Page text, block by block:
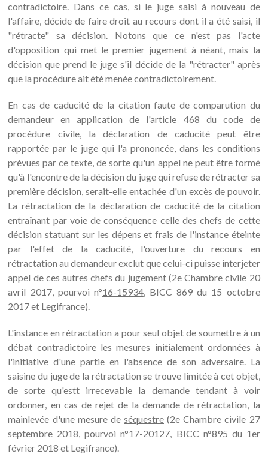
contradictoire. Dans ce cas, si le juge saisi à nouveau de
l'affaire, décide de faire droit au recours dont il a été saisi, il
"rétracte" sa décision. Notons que ce n'est pas l'acte
d'opposition qui met le premier jugement à néant, mais la
décision que prend le juge s'il décide de la "rétracter" après
que la procédure ait été menée contradictoirement.
En cas de caducité de la citation faute de comparution du
demandeur en application de l'article 468 du code de
procédure civile, la déclaration de caducité peut être
rapportée par le juge qui l'a prononcée, dans les conditions
prévues par ce texte, de sorte qu'un appel ne peut être formé
qu'à l'encontre de la décision du juge qui refuse de rétracter sa
première décision, serait-elle entachée d'un excès de pouvoir.
La rétractation de la déclaration de caducité de la citation
entraînant par voie de conséquence celle des chefs de cette
décision statuant sur les dépens et frais de l'instance éteinte
par l'effet de la caducité, l'ouverture du recours en
rétractation au demandeur exclut que celui-ci puisse interjeter
appel de ces autres chefs du jugement (2e Chambre civile 20
avril 2017, pourvoi n°16-15934, BICC 869 du 15 octobre
2017 et Legifrance).
L'instance en rétractation a pour seul objet de soumettre à un
débat contradictoire les mesures initialement ordonnées à
l'initiative d'une partie en l'absence de son adversaire. La
saisine du juge de la rétractation se trouve limitée à cet objet,
de sorte qu'estt irrecevable la demande tendant à voir
ordonner, en cas de rejet de la demande de rétractation, la
mainlevée d'une mesure de séquestre (2e Chambre civile 27
septembre 2018, pourvoi n°17-20127, BICC n°895 du 1er
février 2018 et Legifrance).